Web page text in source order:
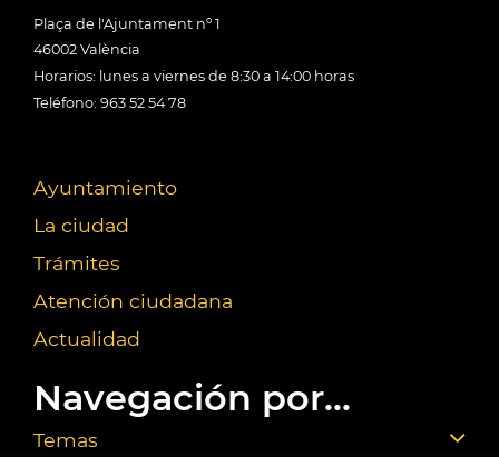
Plaça de l'Ajuntament nº 1
46002 València
Horarios: lunes a viernes de 8:30 a 14:00 horas
Teléfono: 963 52 54 78
Ayuntamiento
La ciudad
Trámites
Atención ciudadana
Actualidad
Navegación por...
Temas